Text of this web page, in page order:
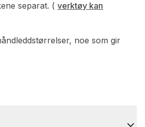
separat. (verktøy kan
noe som gir